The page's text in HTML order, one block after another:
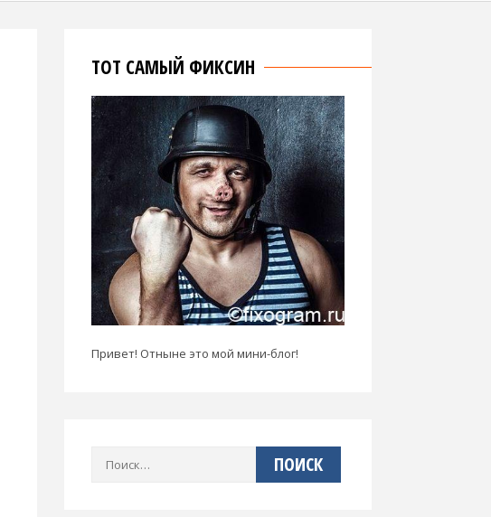
ТОТ САМЫЙ ФИКСИН
Привет! Отныне это мой мини-блог!
Найти: